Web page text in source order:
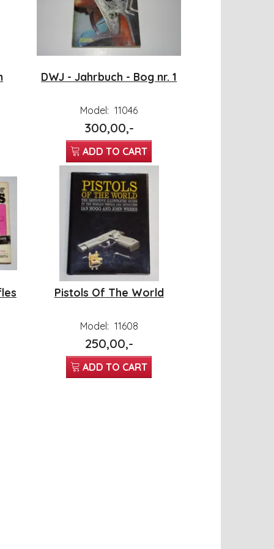
DWJ - Jahrbuch - Bog nr. 1
Model: 11046
300,00,-
ADD TO CART
Pistols Of The World
Model: 11608
250,00,-
ADD TO CART